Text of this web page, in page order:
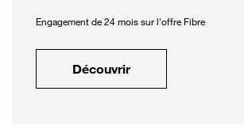
Engagement de 24 mois sur l'offre Fibre
Découvrir